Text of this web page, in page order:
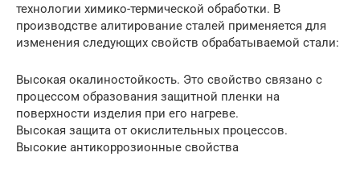
технологии химико-термической обработки. В
производстве алитирование сталей применяется для
изменения следующих свойств обрабатываемой стали:
Высокая окалиностойкость. Это свойство связано с
процессом образования защитной пленки на
поверхности изделия при его нагреве.
Высокая защита от окислительных процессов.
Высокие антикоррозионные свойства